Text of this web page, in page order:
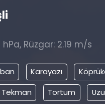
Rüzgar: 2.19 m/s
Karayazı
Tekman Tortum